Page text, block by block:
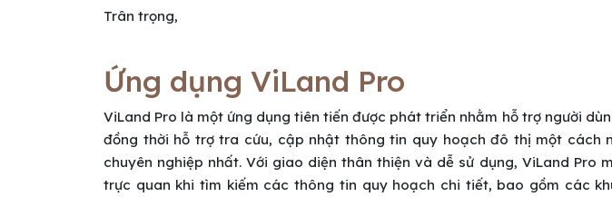
Trân trọng,
Ứng dụng ViLand Pro
ViLand Pro là một ứng dụng tiên tiến được phát triển nhằm hỗ trợ người
đồng thời hỗ trợ tra cứu, cập nhật thông tin quy hoạch đô thị một cách
chuyên nghiệp nhất. Với giao diện thân thiện và dễ sử dụng, ViLand Pro
trực quan khi tìm kiếm các thông tin quy hoạch chi tiết, bao gồm các